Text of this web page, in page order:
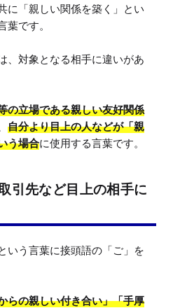
に「親しい関係を築く」とい
葉です。
、対象となる相手に違いがあ
の立場である親しい友好関係
自分より目上の人などが「親
う場合に使用する言葉です。
引先など目上の相手に
いう言葉に接頭語の「ご」を
らの親しい付き合い」「手厚